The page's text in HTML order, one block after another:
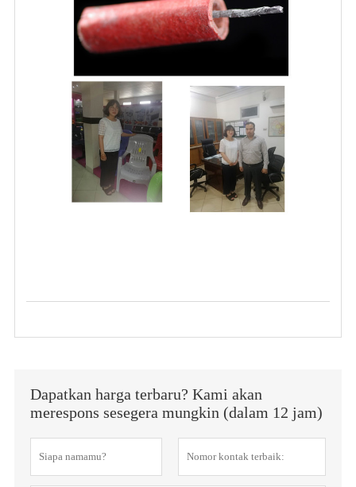
Dapatkan harga terbaru? Kami akan
merespons sesegera mungkin (dalam 12 jam)